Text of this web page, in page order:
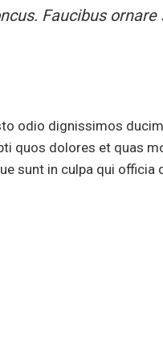
Faucibus
odio dignissimos
quos dolores et quas
sunt in culpa qui